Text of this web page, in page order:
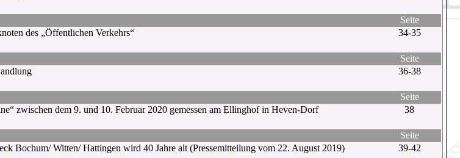
Seite
des „Öffentlichen Verkehrs“
34-35
Seite
36-38
Seite
zwischen dem 9. und 10. Februar 2020 gemessen am Ellinghof in Heven-Dorf
38
Seite
Bochum/ Witten/ Hattingen wird 40 Jahre alt (Pressemitteilung vom 22. August 2019)
39-42